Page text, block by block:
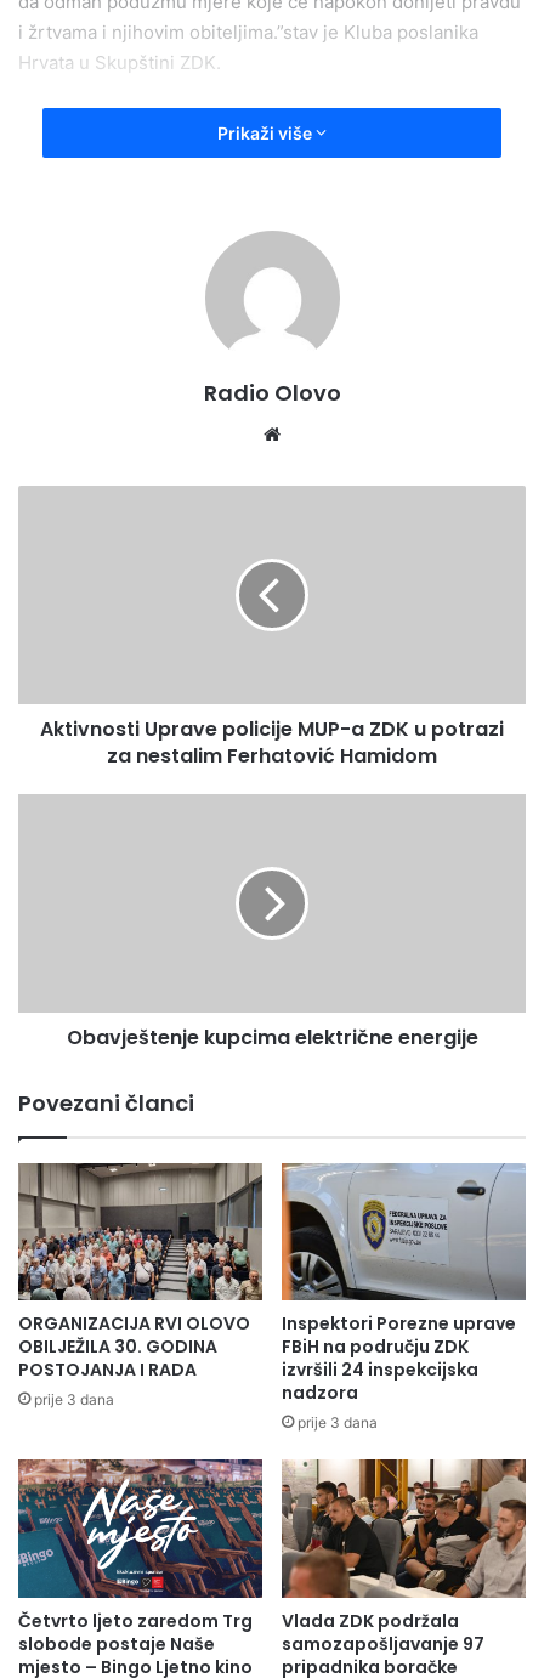
i žrtvama i njihovim obiteljima.”stav je Kluba poslanika
Hrvata u Skupštini ZDK.
Prikaži više
Radio Olovo
za
nestalim
Aktivnosti Uprave policije MUP-a ZDK u potrazi
za nestalim Ferhatović Hamidom
Obavještenje kupcima električne energije
Povezani članci
ORGANIZACIJA RVI OLOVO
OBILJEŽILA 30. GODINA
POSTOJANJA I RADA
prije 3 dana
Inspektori Porezne uprave
FBiH na području ZDK
izvršili 24 inspekcijska
nadzora
prije 3 dana
Četvrto ljeto zaredom Trg
slobode postaje Naše
mjesto – Bingo Ljetno kino
Vlada ZDK podržala
samozapošljavanje 97
pripadnika boračke